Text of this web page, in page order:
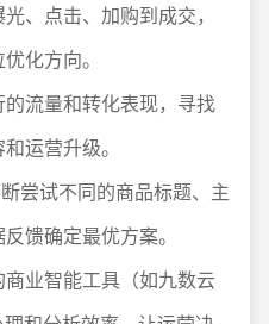
、点击、加购到成交，
化方向。
流量和转化表现，寻找
运营升级。
尝试不同的商品标题、主
馈确定最优方案。
业智能工具（如九数云